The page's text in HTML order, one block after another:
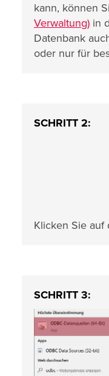
kann, können
Verwaltung) in
Datenbank
oder nur für
SCHRITT 2:
Klicken Sie auf
SCHRITT 3: